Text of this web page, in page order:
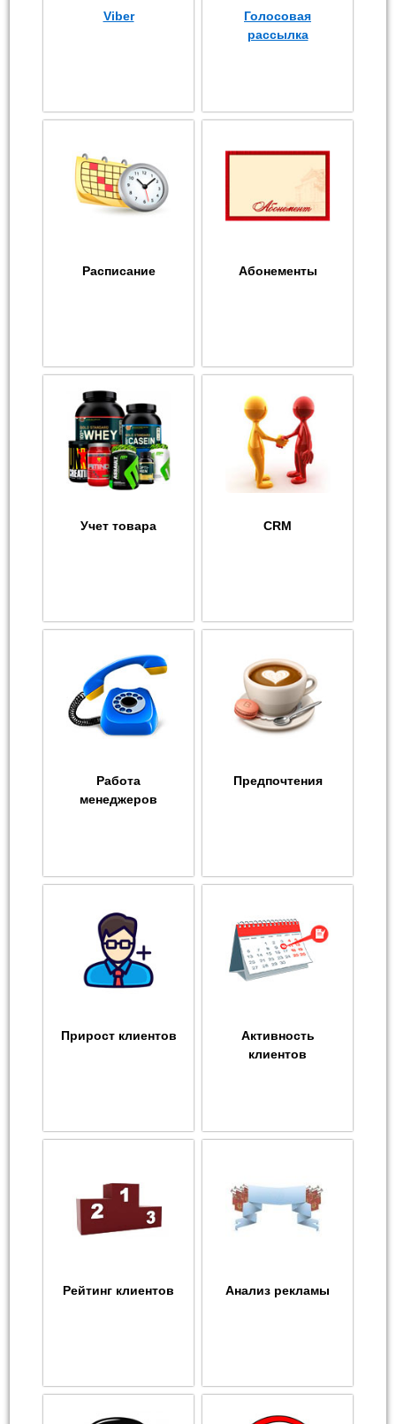
Viber
Голосовая
рассылка
Расписание Абонементы
Учет товара CRM
Работа
менеджеров
Предпочтения
Прирост клиентов
Активность
клиентов
Рейтинг клиентов Анализ рекламы